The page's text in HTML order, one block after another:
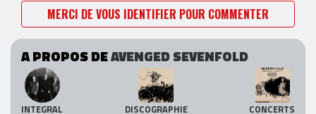
MERCI DE VOUS IDENTIFIER POUR COMMENTER
A PROPOS DEAVENGED SEVENFOLD
INTEGRAL DISCOGRAPHIE CONCERTS